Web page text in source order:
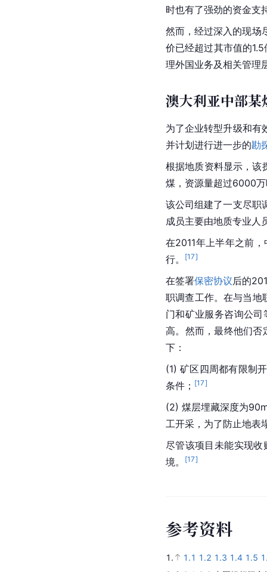
时也有了强劲的资金支
然而，经过深入的现场
价已经超过其市值的
理外国业务及相关管理
澳大利亚中部
为了企业转型升级和有
并计划进行进一步的勘
根据地质资料显示，该
煤，资源量超过6000
该公司组建了一支尽职
成员主要由地质专业人
在2011年上半年之前
行。
[17]
在签署保密协议后的
职调查工作。在与当地
门和矿业服务咨询公
高。然而，最终他们否
下：
(1) 矿区四周都有限制
条件； [17]
(2) 煤层埋藏深度为
工开采，为了防止地表
尽管该项目未能实现
境。
[17]
参考资料
1. 1.1 1.2 1.3 1.4 1.5